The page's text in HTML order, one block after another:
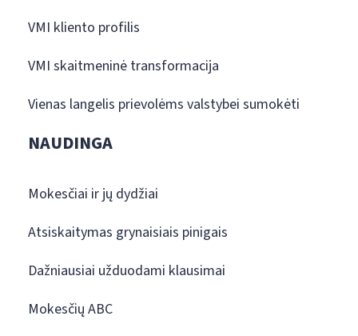
VMI kliento profilis
VMI skaitmeninė transformacija
Vienas langelis prievolėms valstybei sumokėti
NAUDINGA
Mokesčiai ir jų dydžiai
Atsiskaitymas grynaisiais pinigais
Dažniausiai užduodami klausimai
Mokesčių ABC